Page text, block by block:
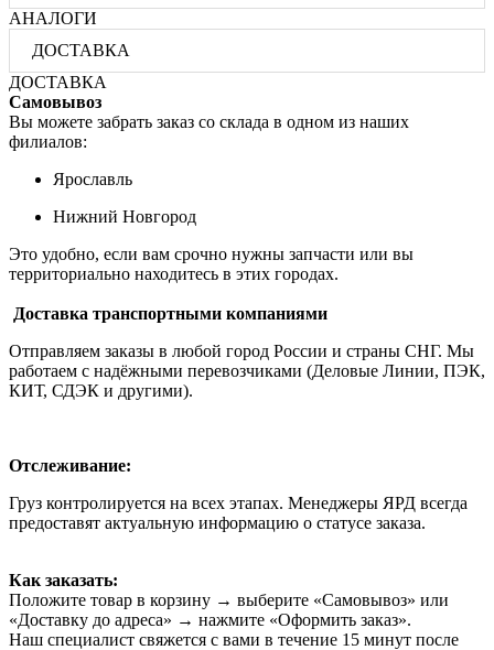
АНАЛОГИ
ДОСТАВКА
ДОСТАВКА
Самовывоз
Вы можете забрать заказ со склада в одном из наших
филиалов:
Ярославль
Нижний Новгород
Это удобно, если вам срочно нужны запчасти или вы
территориально находитесь в этих городах.
Доставка транспортными компаниями
Отправляем заказы в любой город России и страны СНГ. Мы
работаем с надёжными перевозчиками (Деловые Линии, ПЭК,
КИТ, СДЭК и другими).
Отслеживание:
Груз контролируется на всех этапах. Менеджеры ЯРД всегда
предоставят актуальную информацию о статусе заказа.
Как заказать:
Положите товар в корзину → выберите «Самовывоз» или
«Доставку до адреса» → нажмите «Оформить заказ».
Наш специалист свяжется с вами в течение 15 минут после